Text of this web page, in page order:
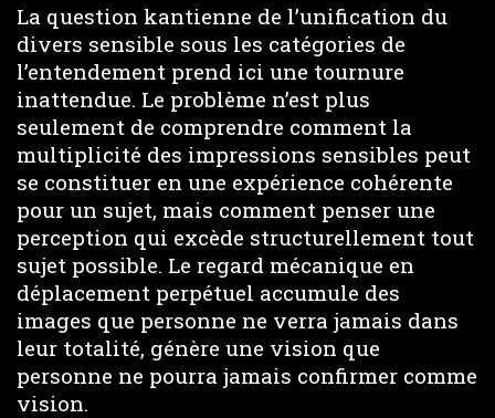
La question kantienne de l’unification du
divers sensible sous les catégories de
l’entendement prend ici une tournure
inattendue. Le problème n’est plus
seulement de comprendre comment la
multiplicité des impressions sensibles peut
se constituer en une expérience cohérente
pour un sujet, mais comment penser une
perception qui excède structurellement tout
sujet possible. Le regard mécanique en
déplacement perpétuel accumule des
images que personne ne verra jamais dans
leur totalité, génère une vision que
personne ne pourra jamais confirmer comme
vision.